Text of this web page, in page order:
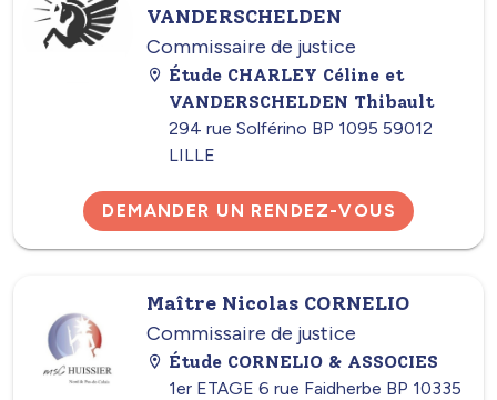
VANDERSCHELDEN
Commissaire de justice
Étude CHARLEY Céline et
VANDERSCHELDEN Thibault
294 rue Solférino BP 1095 59012
LILLE
DEMANDER UN RENDEZ-VOUS
Maître Nicolas CORNELIO
Commissaire de justice
Étude CORNELIO & ASSOCIES
1er ETAGE 6 rue Faidherbe BP 10335